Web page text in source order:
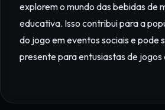
explorem o mundo das bebidas de
educativa. Isso contribui para a
do jogo em eventos sociais e pode
presente para entusiastas de jogos